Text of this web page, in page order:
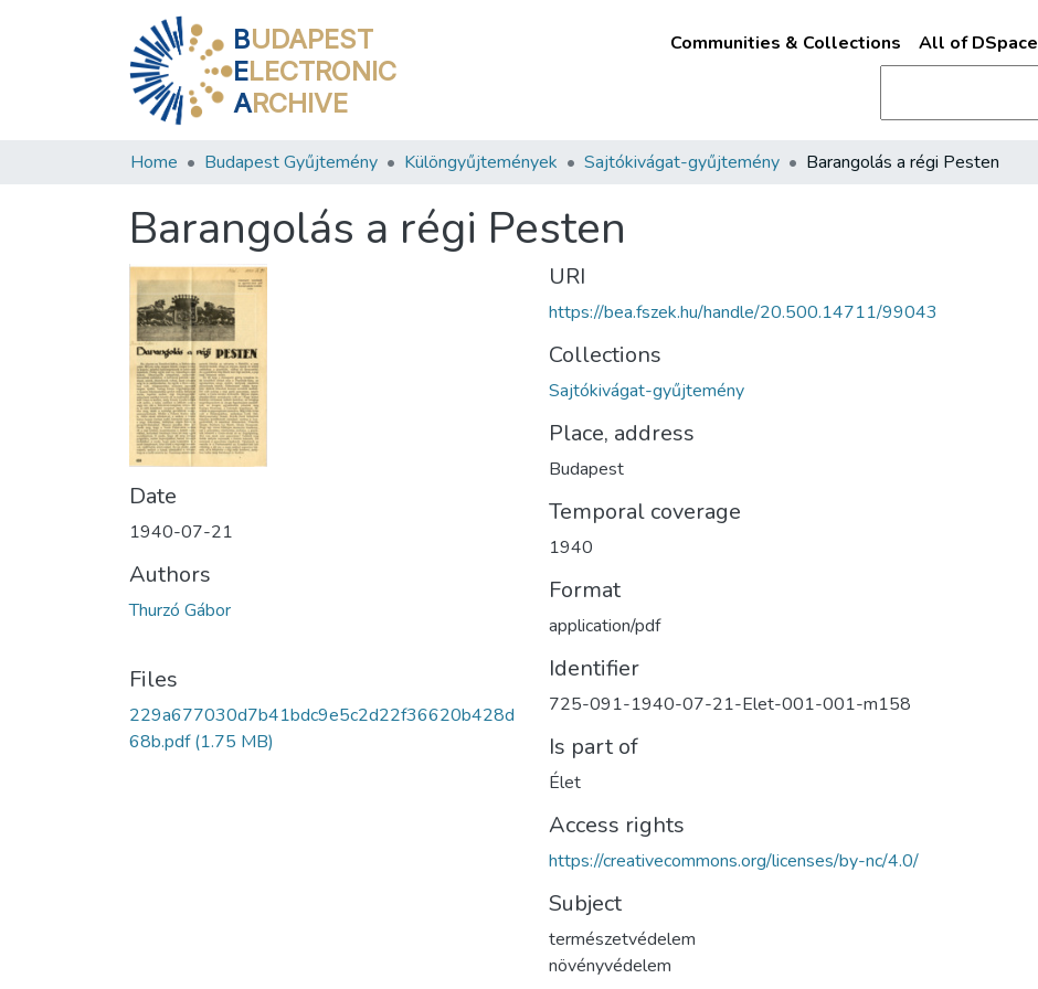
BUDAPEST
ELECTRONIC
ARCHIVE
Communities & Collections All of DSpace
Home Budapest Gyűjtemény Különgyűjtemények Sajtókivágat-gyűjtemény Barangolás a régi Pesten
Barangolás a régi Pesten
Date
1940-07-21
Authors
Thurzó Gábor
Files
229a677030d7b41bdc9e5c2d22f36620b428d
68b.pdf(1.75 MB)
URI
https://bea.fszek.hu/handle/20.500.14711/99043
Collections
Sajtókivágat-gyűjtemény
Place, address
Budapest
Temporal coverage
1940
Format
application/pdf
Identifier
725-091-1940-07-21-Elet-001-001-m158
Is part of
Élet
Access rights
https://creativecommons.org/licenses/by-nc/4.0/
Subject
természetvédelem
növényvédelem